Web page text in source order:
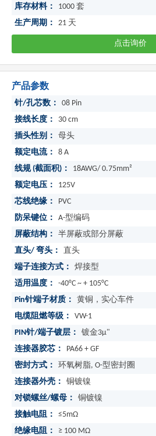
库存材料：
1000 套
生产周期：
21 天
点击询价
产品参数
针/孔芯数：
08 Pin
接线长度：
30 cm
插头性别：
母头
额定电流：
8 A
线规 (截面积)：
18AWG/ 0.75mm²
额定电压：
125V
芯线绝缘：
PVC
防呆键位：
A-型编码
屏蔽结构：
半屏蔽或部分屏蔽
直头/ 弯头：
直头
端子连接方式：
焊接型
适用温度：
-40°C ~ + 105°C
Pin针端子材质：
黄铜，实心车件
电缆阻燃等级：
VW-1
PIN针/端子镀层：
镀金3μ"
连接器胶芯：
PA66 + GF
密封方式：
环氧树脂, O-型密封圈
连接器外壳：
铜镀镍
对锁螺丝/螺母：
铜镀镍
接触电阻：
≤5mΩ
绝缘电阻：
≥ 100 MΩ